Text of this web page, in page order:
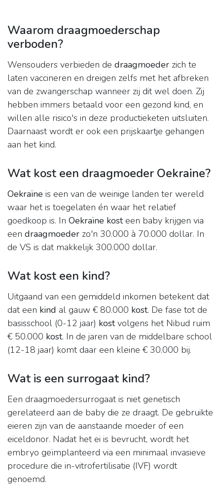
Waarom draagmoederschap
verboden?
Wensouders verbieden de draagmoeder zich te
laten vaccineren en dreigen zelfs met het afbreken
van de zwangerschap wanneer zij dit wel doen. Zij
hebben immers betaald voor een gezond kind, en
willen alle risico's in deze productieketen uitsluiten.
Daarnaast wordt er ook een prijskaartje gehangen
aan het kind.
Wat kost een draagmoeder Oekraine?
Oekraïne is een van de weinige landen ter wereld
waar het is toegelaten én waar het relatief
goedkoop is. In Oekraïne kosteen baby krijgen via
een draagmoeder zo'n 30.000 à 70.000 dollar. In
de VS is dat makkelijk 300.000 dollar.
Wat kost een kind?
Uitgaand van een gemiddeld inkomen betekent dat
dat een kind al gauw € 80.000 kost. De fase tot de
basisschool (0-12 jaar) kostvolgens het Nibud ruim
€ 50.000 kost. In de jaren van de middelbare school
(12-18 jaar) komt daar een kleine € 30.000 bij.
Wat is een surrogaat kind?
Een draagmoedersurrogaat is niet genetisch
gerelateerd aan de baby die ze draagt. De gebruikte
eieren zijn van de aanstaande moeder of een
eiceldonor. Nadat het ei is bevrucht, wordt het
embryo geïmplanteerd via een minimaal invasieve
procedure die in-vitrofertilisatie (IVF) wordt
genoemd.